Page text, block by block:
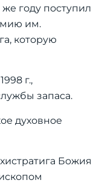
году поступил
им.
которую
г.,
запаса.
духовное
Божия